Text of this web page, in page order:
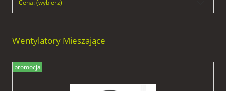
Cena: (wybierz)
Wentylatory Mieszające
promocja